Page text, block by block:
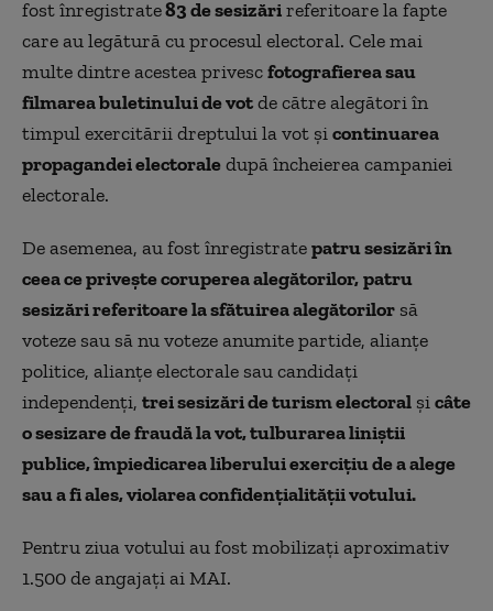
fost înregistrate83 de sesizărireferitoare la fapte
care au legătură cu procesul electoral. Cele mai
multe dintre acestea privescfotografierea sau
filmarea buletinului de votde către alegători în
timpul exercitării dreptului la vot șicontinuarea
propagandei electoraledupă încheierea campaniei
electorale.
De asemenea, au fost înregistratepatru sesizări în
ceea ce privește coruperea alegătorilor,patru
sesizări referitoare la sfătuirea alegătorilor să
voteze sau să nu voteze anumite partide, alianțe
politice, alianțe electorale sau candidați
independenți, trei sesizări de turism electoral șicâte
o sesizare de fraudă la vot, tulburarea liniștii
publice, împiedicarea liberului exercițiu de a alege
sau a fi ales, violarea confidențialității votului.
Pentru ziua votului au fost mobilizați aproximativ
1.500 de angajați ai MAI.